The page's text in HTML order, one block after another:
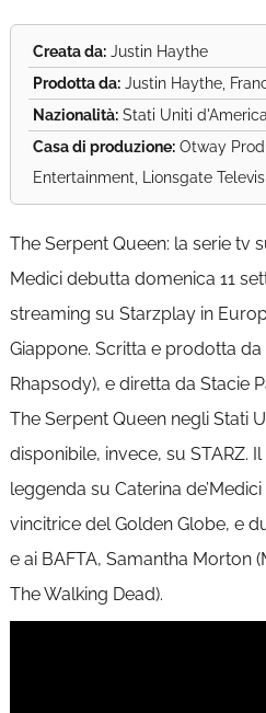
Creata da:Justin Haythe
Prodotta da:Justin Haythe,
Nazionalità:Stati Uniti
Casa di produzione:Otway
Entertainment, Lionsgate
The Serpent Queen: la serie tv
Medici debutta domenica 11
streaming su Starzplay in
Giappone. Scritta e prodotta
Rhapsody), e diretta da Stacie
The Serpent Queen negli Stati
disponibile, invece, su STARZ.
leggenda su Caterina
vincitrice del Golden Globe, e
e ai BAFTA, Samantha Morton
The Walking Dead).